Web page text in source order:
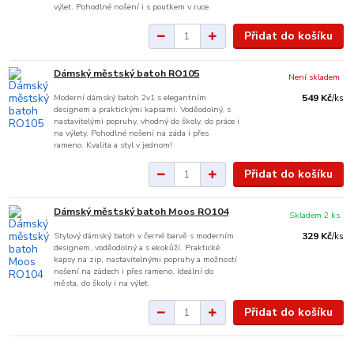
výlet. Pohodlné nošení i s poutkem v ruce.
Přidat do košíku
Dámský městský batoh RO105
Moderní dámský batoh 2v1 s elegantním
designem a praktickými kapsami. Voděodolný, s
nastavitelými popruhy, vhodný do školy, do práce i
na výlety. Pohodlné nošení na záda i přes
rameno. Kvalita a styl v jednom!
549 Kč/ks
Není skladem
Přidat do košíku
Dámský městský batoh Moos RO104
Stylový dámský batoh v černé barvě s moderním
designem, voděodolný a s ekokůží. Praktické
kapsy na zip, nastavitelnými popruhy a možností
nošení na zádech i přes rameno. Ideální do
města, do školy i na výlet.
329 Kč/ks
Skladem 2 ks
Přidat do košíku